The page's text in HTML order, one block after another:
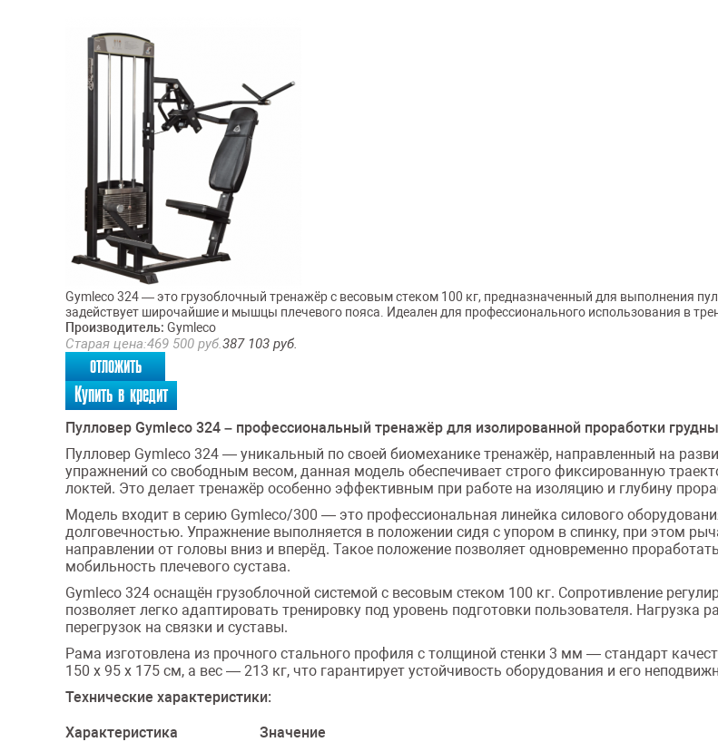
Gymleco 324 — это грузоблочный тренажёр с весовым стеком 100 кг, предназначенный для выполнения
задействует широчайшие и мышцы плечевого пояса. Идеален для профессионального использования в
Производитель: Gymleco
Старая цена:469 500 руб.387 103 руб.
отложить
Купить в кредит
Пулловер Gymleco 324 – профессиональный тренажёр для изолированной проработки
Пулловер Gymleco 324 — уникальный по своей биомеханике тренажёр, направленный на
упражнений со свободным весом, данная модель обеспечивает строго фиксированную
локтей. Это делает тренажёр особенно эффективным при работе на изоляцию и глубину
Модель входит в серию Gymleco/300 — это профессиональная линейка силового
долговечностью. Упражнение выполняется в положении сидя с упором в спинку, при этом
направлении от головы вниз и вперёд. Такое положение позволяет одновременно
мобильность плечевого сустава.
Gymleco 324 оснащён грузоблочной системой с весовым стеком 100 кг. Сопротивление
позволяет легко адаптировать тренировку под уровень подготовки пользователя. Нагрузка
перегрузок на связки и суставы.
Рама изготовлена из прочного стального профиля с толщиной стенки 3 мм — стандарт
150 х 95 х 175 см, а вес — 213 кг, что гарантирует устойчивость оборудования и его
Технические характеристики:
Характеристика Значение